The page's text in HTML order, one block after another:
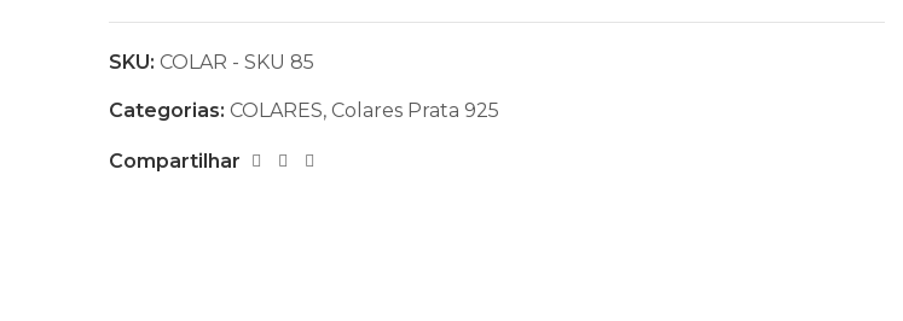
SKU: COLAR - SKU 85
Categorias: COLARES, Colares Prata 925
Compartilhar